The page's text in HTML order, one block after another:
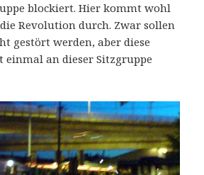
blockiert. Hier kommt wohl
Revolution durch. Zwar sollen
gestört werden, aber diese
einmal an dieser Sitzgruppe